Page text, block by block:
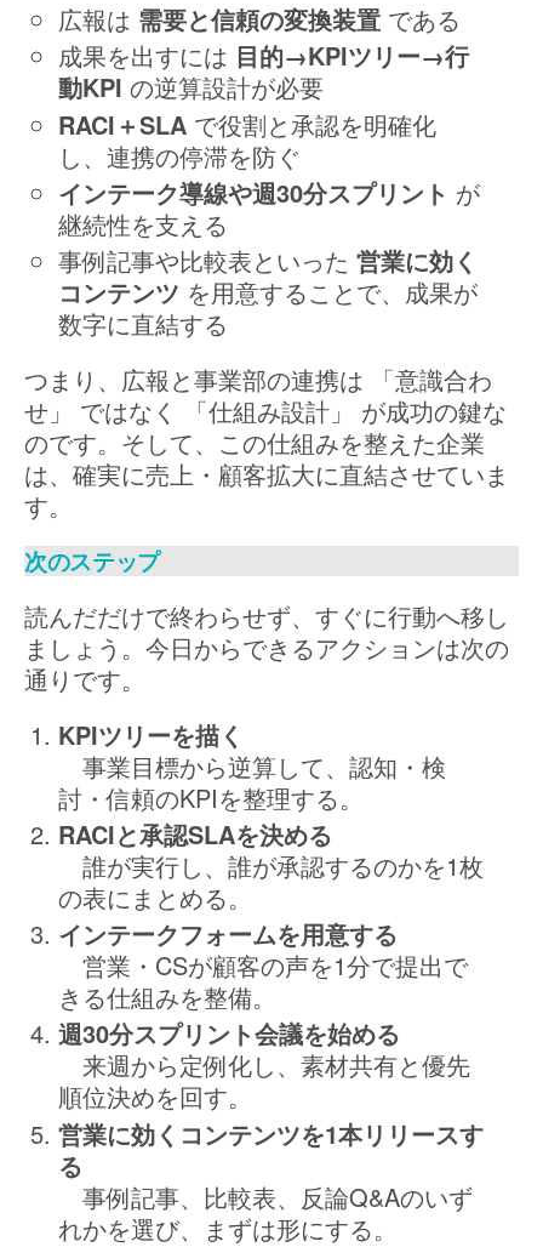
広報は 需要と信頼の変換装置 である
成果を出すには 目的→KPIツリー→行
動KPI の逆算設計が必要
RACI＋SLA で役割と承認を明確化
し、連携の停滞を防ぐ
インテーク導線や週30分スプリント が
継続性を支える
事例記事や比較表といった営業に効く
コンテンツ を用意することで、成果が
数字に直結する
つまり、広報と事業部の連携は 「意識合わ
せ」 ではなく 「仕組み設計」 が成功の鍵な
のです。そして、この仕組みを整えた企業
は、確実に売上・顧客拡大に直結させていま
す。
次のステップ
読んだだけで終わらせず、すぐに行動へ移し
ましょう。今日からできるアクションは次の
通りです。
KPIツリーを描く
事業目標から逆算して、認知・検
討・信頼のKPIを整理する。
RACIと承認SLAを決める
誰が実行し、誰が承認するのかを1枚
の表にまとめる。
インテークフォームを用意する
営業・CSが顧客の声を1分で提出で
きる仕組みを整備。
週30分スプリント会議を始める
来週から定例化し、素材共有と優先
順位決めを回す。
営業に効くコンテンツを1本リリースす
る
事例記事、比較表、反論Q&Aのいず
れかを選び、まずは形にする。